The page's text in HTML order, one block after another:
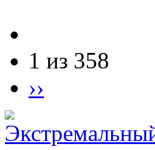
1 из 358
››